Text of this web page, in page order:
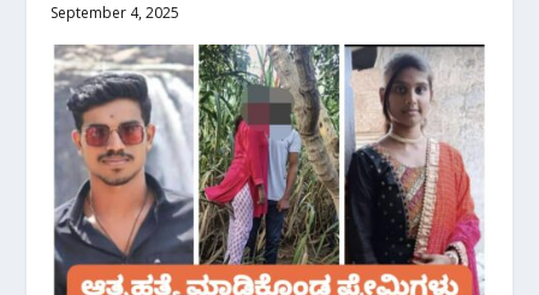
September 4, 2025